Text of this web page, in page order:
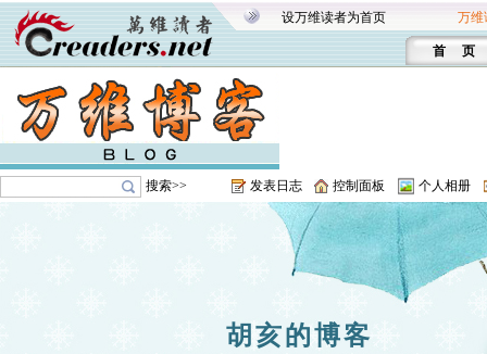
设万维读者为首页 万维
首 页
搜索>> 发表日志 控制面板 个人相册
胡亥的博客